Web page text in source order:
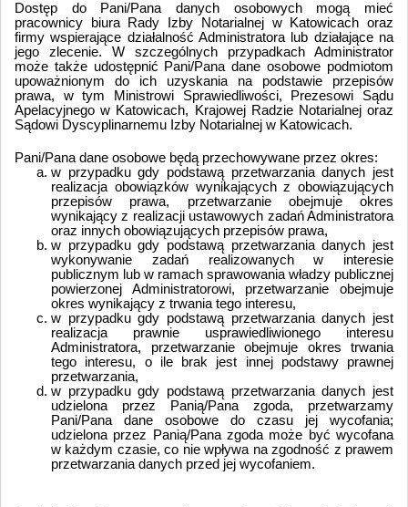
Dostęp do Pani/Pana danych osobowych mogą mieć
pracownicy biura Rady Izby Notarialnej w Katowicach oraz
firmy wspierające działalność Administratora lub działające na
jego zlecenie. W szczególnych przypadkach Administrator
może także udostępnić Pani/Pana dane osobowe podmiotom
upoważnionym do ich uzyskania na podstawie przepisów
prawa, w tym Ministrowi Sprawiedliwości, Prezesowi Sądu
Apelacyjnego w Katowicach, Krajowej Radzie Notarialnej oraz
Sądowi Dyscyplinarnemu Izby Notarialnej w Katowicach.
Pani/Pana dane osobowe będą przechowywane przez okres:
w przypadku gdy podstawą przetwarzania danych jest
realizacja obowiązków wynikających z obowiązujących
przepisów prawa, przetwarzanie obejmuje okres
wynikający z realizacji ustawowych zadań Administratora
oraz innych obowiązujących przepisów prawa,
w przypadku gdy podstawą przetwarzania danych jest
wykonywanie zadań realizowanych w interesie
publicznym lub w ramach sprawowania władzy publicznej
powierzonej Administratorowi, przetwarzanie obejmuje
okres wynikający z trwania tego interesu,
w przypadku gdy podstawą przetwarzania danych jest
realizacja prawnie usprawiedliwionego interesu
Administratora, przetwarzanie obejmuje okres trwania
tego interesu, o ile brak jest innej podstawy prawnej
przetwarzania,
w przypadku gdy podstawą przetwarzania danych jest
udzielona przez Panią/Pana zgoda, przetwarzamy
Pani/Pana dane osobowe do czasu jej wycofania;
udzielona przez Panią/Pana zgoda może być wycofana
w każdym czasie, co nie wpływa na zgodność z prawem
przetwarzania danych przed jej wycofaniem.